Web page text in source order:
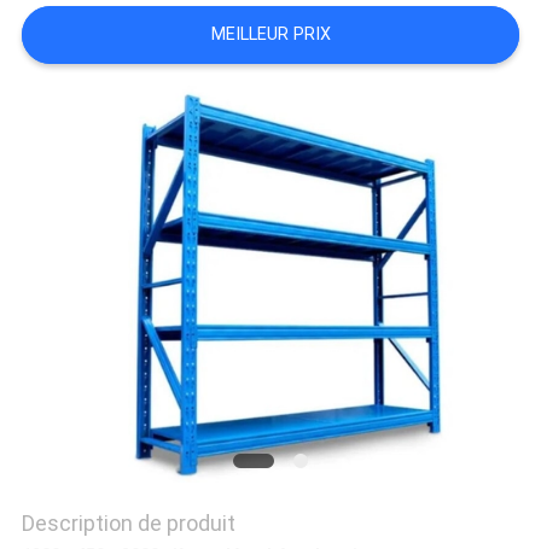
DU
SITE
MEILLEUR PRIX
Description de produit